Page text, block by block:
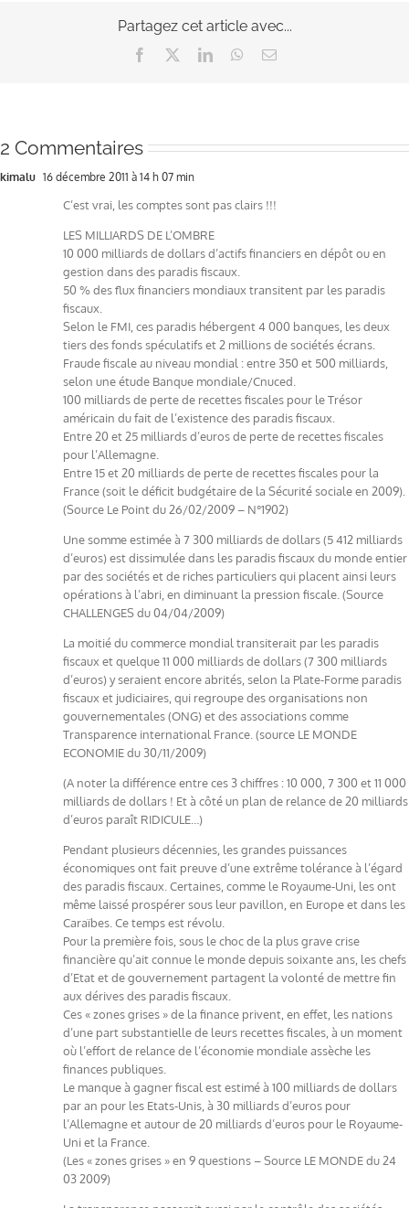
Partagez cet article avec...
Facebook LinkedInWhatsApp
Email
2 Commentaires
kimalu 16 décembre 2011 à 14 h 07 min
C’est vrai, les comptes sont pas clairs !!!
LES MILLIARDS DE L’OMBRE
10 000 milliards de dollars d’actifs financiers en dépôt ou en
gestion dans des paradis fiscaux.
50 % des flux financiers mondiaux transitent par les paradis
fiscaux.
Selon le FMI, ces paradis hébergent 4 000 banques, les deux
tiers des fonds spéculatifs et 2 millions de sociétés écrans.
Fraude fiscale au niveau mondial : entre 350 et 500 milliards,
selon une étude Banque mondiale/Cnuced.
100 milliards de perte de recettes fiscales pour le Trésor
américain du fait de l’existence des paradis fiscaux.
Entre 20 et 25 milliards d’euros de perte de recettes fiscales
pour l’Allemagne.
Entre 15 et 20 milliards de perte de recettes fiscales pour la
France (soit le déficit budgétaire de la Sécurité sociale en 2009).
(Source Le Point du 26/02/2009 – N°1902)
Une somme estimée à 7 300 milliards de dollars (5 412 milliards
d’euros) est dissimulée dans les paradis fiscaux du monde entier
par des sociétés et de riches particuliers qui placent ainsi leurs
opérations à l’abri, en diminuant la pression fiscale. (Source
CHALLENGES du 04/04/2009)
La moitié du commerce mondial transiterait par les paradis
fiscaux et quelque 11 000 milliards de dollars (7 300 milliards
d’euros) y seraient encore abrités, selon la Plate-Forme paradis
fiscaux et judiciaires, qui regroupe des organisations non
gouvernementales (ONG) et des associations comme
Transparence international France. (source LE MONDE
ECONOMIE du 30/11/2009)
(A noter la différence entre ces 3 chiffres : 10 000, 7 300 et 11 000
milliards de dollars ! Et à côté un plan de relance de 20 milliards
d’euros paraît RIDICULE…)
Pendant plusieurs décennies, les grandes puissances
économiques ont fait preuve d’une extrême tolérance à l’égard
des paradis fiscaux. Certaines, comme le Royaume-Uni, les ont
même laissé prospérer sous leur pavillon, en Europe et dans les
Caraïbes. Ce temps est révolu.
Pour la première fois, sous le choc de la plus grave crise
financière qu’ait connue le monde depuis soixante ans, les chefs
d’Etat et de gouvernement partagent la volonté de mettre fin
aux dérives des paradis fiscaux.
Ces « zones grises » de la finance privent, en effet, les nations
d’une part substantielle de leurs recettes fiscales, à un moment
où l’effort de relance de l’économie mondiale assèche les
finances publiques.
Le manque à gagner fiscal est estimé à 100 milliards de dollars
par an pour les Etats-Unis, à 30 milliards d’euros pour
l’Allemagne et autour de 20 milliards d’euros pour le Royaume-
Uni et la France.
(Les « zones grises » en 9 questions – Source LE MONDE du 24
03 2009)